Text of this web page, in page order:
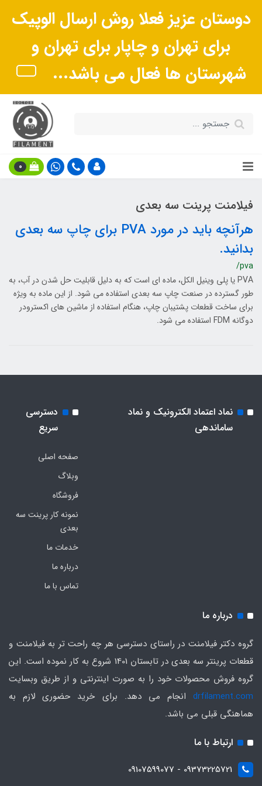
دوستان عزیز فعلا روش ارسال الوپیک
برای تهران و چاپار برای تهران و
شهرستان ها فعال می باشد...
0
فیلامنت پرینت سه بعدی
هرآنچه باید در مورد PVA برای چاپ سه بعدی
بدانید.
/pva
PVA یا پلی وینیل الکل، ماده ای است که به دلیل قابلیت حل شدن در آب، به
طور گسترده در صنعت چاپ سه بعدی استفاده می شود. از این ماده به ویژه
برای ساخت قطعات پشتیبان چاپ، هنگام استفاده از ماشین های اکسترودر
دوگانه FDM استفاده می شود.
نماد اعتماد الکترونیک و نماد
ساماندهی
دسترسی
سریع
صفحه اصلی
وبلاگ
فروشگاه
نمونه کار پرینت سه
بعدی
خدمات ما
درباره ما
تماس با ما
درباره ما
گروه دکتر فیلامنت در راستای دسترسی هر چه راحت تر به فیلامنت و
قطعات پرینتر سه بعدی در تابستان 1401 شروع به کار نموده است. این
گروه فروش محصولات خود را به صورت اینترنتی و از طریق وبسایت
drfilament.com انجام می دهد. برای خرید حضوری لازم به
هماهنگی قبلی می باشد.
ارتباط با ما
09373225721 - 09107599077